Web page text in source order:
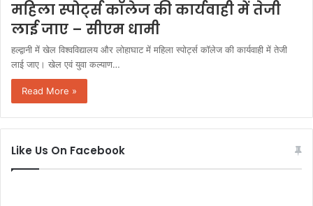
महिला स्पोर्ट्स कॉलेज की कार्यवाही में तेजी
लाई जाए – सीएम धामी
हल्द्वानी में खेल विश्वविद्यालय और लोहाघाट में महिला स्पोर्ट्स कॉलेज की कार्यवाही में तेजी
लाई जाए। खेल एवं युवा कल्याण…
Read More »
Like Us On Facebook